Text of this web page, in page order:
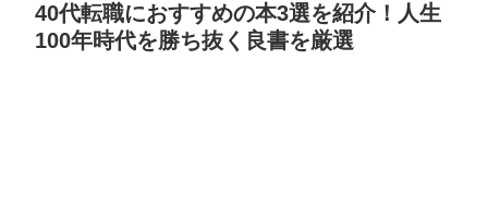
40代転職におすすめの本3選を紹介！人生
100年時代を勝ち抜く良書を厳選